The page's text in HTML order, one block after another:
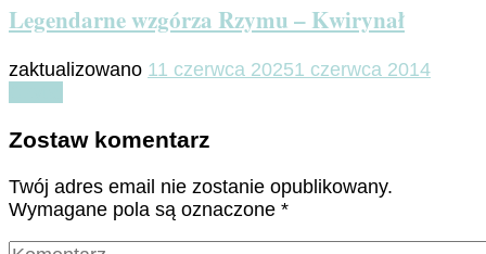
Legendarne wzgórza Rzymu – Kwirynał
zaktualizowano 11 czerwca 20251 czerwca 2014
Zostaw komentarz
Twój adres email nie zostanie opublikowany.
Wymagane pola są oznaczone *